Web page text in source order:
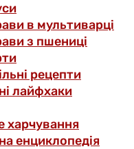
в мультиварці
з пшениці
рецепти
лайфхаки
харчування
енциклопедія